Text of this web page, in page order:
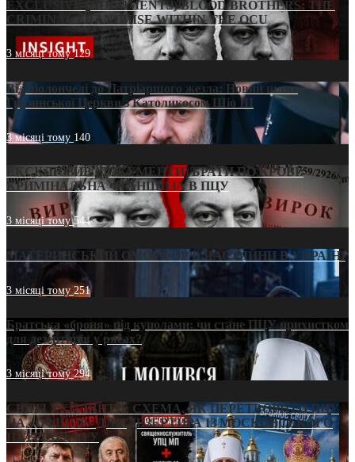
EXCLUSIVE (DOCUMENTS)/BLOOD BROTHERS: THE
CRIMINAL FRANCHISE WITHIN THE OCU
3 місяці тому129
Від віолончелі до Патріаршого жезла: Новий шлях
Грузинської Церкви з Католикосом Шіо III
3 місяці тому 140
ЕКСКЛЮЗИВ (ДОКУМЕНТИ)/БРАТИ ПО КРОВІ:
КРИМІНАЛЬНА ФРАНШИЗА В ПЦУ
3 місяці тому544
МАТЕРИНСЬКИЙ ОМОРФОР В ЧАС ВІЙНИ В УКРАЇНІ
3 місяці тому251
Братська «броня» під куполами: чи стане ПЦУ прихистком
для дезертирів у рясах?
3 місяці тому294
СВЯТІ УХИЛЯНТИ: СХЕМА, ЯК ПЕРЕТВОРИТИ ПЦУ
НА «ОФШОР» ДЛЯ ДЕЗЕРТИРА ІЗ МОСКОВСЬКОГО
ПАТРІАРХАТУ